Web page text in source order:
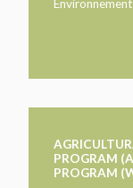
PROGRAM
PROGRAM